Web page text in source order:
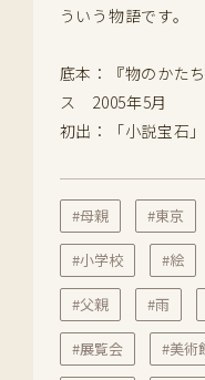
ういう物語です。
底本：『物のかた
ス 2005年5月
初出：「小説宝石
#母親 #東京
#小学校 #絵
#父親 #雨
#展覧会 #美術